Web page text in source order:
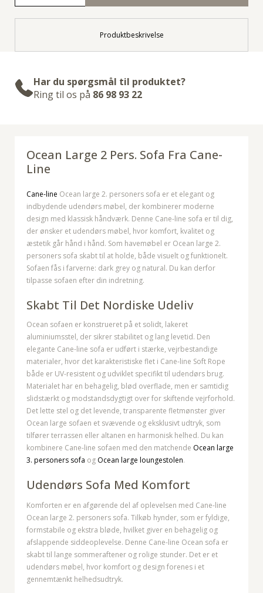
Produktbeskrivelse
Har du spørgsmål til produktet?
Ring til os på 86 98 93 22
Ocean Large 2 Pers. Sofa Fra Cane-
Line
Cane-line Ocean large 2. personers sofa er et elegant og
indbydende udendørs møbel, der kombinerer moderne
design med klassisk håndværk. Denne Cane-line sofa er til dig,
der ønsker et udendørs møbel, hvor komfort, kvalitet og
æstetik går hånd i hånd. Som havemøbel er Ocean large 2.
personers sofa skabt til at holde, både visuelt og funktionelt.
Sofaen fås i farverne: dark grey og natural. Du kan derfor
tilpasse sofaen efter din indretning.
Skabt Til Det Nordiske Udeliv
Ocean sofaen er konstrueret på et solidt, lakeret
aluminiumsstel, der sikrer stabilitet og lang levetid. Den
elegante Cane-line sofa er udført i stærke, vejrbestandige
materialer, hvor det karakteristiske flet i Cane-line Soft Rope
både er UV-resistent og udviklet specifikt til udendørs brug.
Materialet har en behagelig, blød overflade, men er samtidig
slidstærkt og modstandsdygtigt over for skiftende vejrforhold.
Det lette stel og det levende, transparente fletmønster giver
Ocean large sofaen et svævende og eksklusivt udtryk, som
tilfører terrassen eller altanen en harmonisk helhed. Du kan
kombinere Cane-line sofaen med den matchende Ocean large
3. personers sofa og Ocean large loungestolen.
Udendørs Sofa Med Komfort
Komforten er en afgørende del af oplevelsen med Cane-line
Ocean large 2. personers sofa. Tilkøb hynder, som er fyldige,
formstabile og ekstra bløde, hvilket giver en behagelig og
afslappende siddeoplevelse. Denne Cane-line Ocean sofa er
skabt til lange sommeraftener og rolige stunder. Det er et
udendørs møbel, hvor komfort og design forenes i et
gennemtænkt helhedsudtryk.